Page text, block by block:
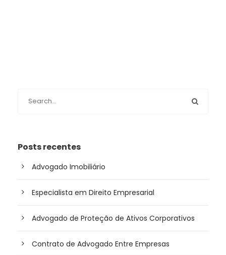
Posts recentes
Advogado Imobiliário
Especialista em Direito Empresarial
Advogado de Proteção de Ativos Corporativos
Contrato de Advogado Entre Empresas